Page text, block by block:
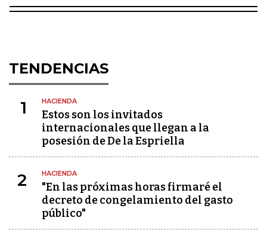
TENDENCIAS
1 HACIENDA
Estos son los invitados
internacionales que llegan a la
posesión de De la Espriella
2 HACIENDA
"En las próximas horas firmaré el
decreto de congelamiento del gasto
público"